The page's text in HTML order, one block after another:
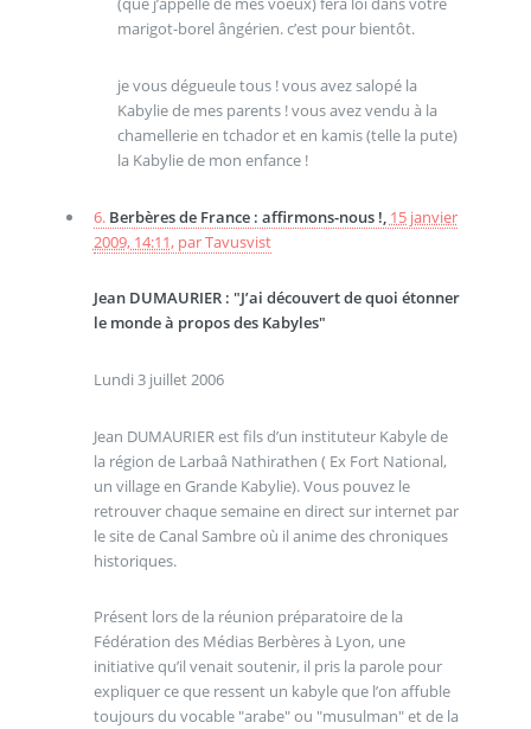
marigot-borel ângérien. c’est pour bientôt.
je vous dégueule tous ! vous avez salopé la
Kabylie de mes parents ! vous avez vendu à la
chamellerie en tchador et en kamis (telle la pute)
la Kabylie de mon enfance !
6. Berbères de France : affirmons-nous !, 15 janvier
2009, 14:11, parTavusvist
Jean DUMAURIER : "J’ai découvert de quoi étonner
le monde à propos des Kabyles"
Lundi 3 juillet 2006
Jean DUMAURIER est fils d’un instituteur Kabyle de
la région de Larbaâ Nathirathen ( Ex Fort National,
un village en Grande Kabylie). Vous pouvez le
retrouver chaque semaine en direct sur internet par
le site de Canal Sambre où il anime des chroniques
historiques.
Présent lors de la réunion préparatoire de la
Fédération des Médias Berbères à Lyon, une
initiative qu’il venait soutenir, il pris la parole pour
expliquer ce que ressent un kabyle que l’on affuble
toujours du vocable "arabe" ou "musulman" et de la